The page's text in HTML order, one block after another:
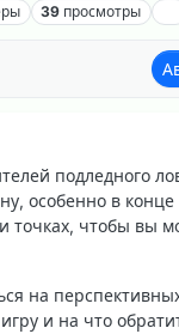
39 просмотры
подледного
особенно в конце
точках, чтобы вы
на
и на что